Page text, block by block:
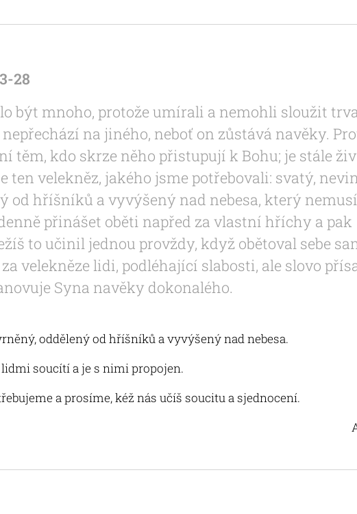
28
být mnoho, protože umírali a nemohli sloužit
na jiného, neboť on zůstává navěky.
těm, kdo skrze něho přistupují k Bohu; je stále
ten velekněz, jakého jsme potřebovali: svatý,
od hříšníků a vyvýšený nad nebesa, který nemusí
přinášet oběti napřed za vlastní hříchy a pak
to učinil jednou provždy, když obětoval sebe
velekněze lidi, podléhající slabosti, ale slovo
Syna navěky dokonalého.
oddělený od hříšníků a vyvýšený nad nebesa.
soucítí a je s nimi propojen.
a prosíme, kéž nás učíš soucitu a sjednocení.